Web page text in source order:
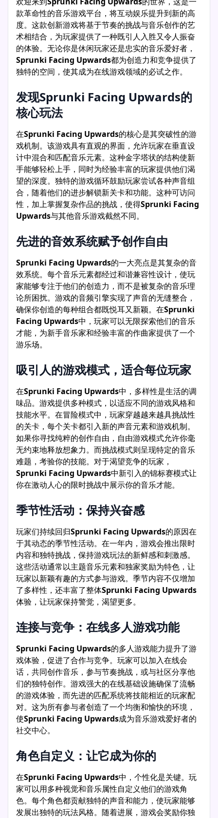
款革命性的音乐游戏平台，将互动娱乐提升到新的高
度。这款创新游戏将基于节奏的挑战与音乐创作的艺
术相结合，为玩家提供了一种既引人入胜又令人振奋
的体验。无论你是休闲玩家还是忠实的音乐爱好者，
Sprunki Facing Upwards都为创造力和竞争提供了
独特的空间，使其成为在线游戏领域的必试之作。
发现Sprunki Facing Upwards的
核心玩法
在Sprunki Facing Upwards的核心是其突破性的游
戏机制。该游戏具有直观的界面，允许玩家在垂直设
计中混合和匹配音乐元素。这种金字塔状的结构使新
手能够轻松上手，同时为经验丰富的玩家提供他们渴
望的深度。独特的游戏循环鼓励玩家尝试各种声音组
合，随着他们的进步解锁新关卡和功能。这种可访问
性，加上掌握复杂作品的挑战，使得Sprunki Facing
Upwards与其他音乐游戏截然不同。
先进的音效系统赋予创作自由
Sprunki Facing Upwards的一大亮点是其复杂的音
效系统。每个音乐元素都经过和谐兼容性设计，使玩
家能够专注于他们的创造力，而不是被复杂的音乐理
论所困扰。游戏的音频引擎实现了声音的无缝整合，
确保你创造的每种组合都既悦耳又新颖。在Sprunki
Facing Upwards中，玩家可以无限探索他们的音乐
才能，为新手音乐家和经验丰富的作曲家提供了一个
游乐场。
吸引人的游戏模式，适合每位玩家
在Sprunki Facing Upwards中，多样性是生活的调
味品。游戏提供多种模式，以适应不同的游戏风格和
技能水平。在冒险模式中，玩家穿越越来越具挑战性
的关卡，每个关卡都引入新的声音元素和游戏机制。
如果你寻找纯粹的创作自由，自由游戏模式允许你毫
无约束地释放想象力。而挑战模式则呈现特定的音乐
难题，考验你的技能。对于渴望竞争的玩家，
Sprunki Facing Upwards中新引入的锦标赛模式让
你在激动人心的限时挑战中展示你的音乐才能。
季节性活动：保持兴奋感
玩家们持续回归Sprunki Facing Upwards的原因在
于其动态的季节性活动。在一年内，游戏会推出限时
内容和独特挑战，保持游戏玩法的新鲜感和刺激感。
这些活动通常以主题音乐元素和独家奖励为特色，让
玩家以新颖有趣的方式参与游戏。季节内容不仅增加
了多样性，还丰富了整体Sprunki Facing Upwards
体验，让玩家保持警觉，渴望更多。
连接与竞争：在线多人游戏功能
Sprunki Facing Upwards的多人游戏能力提升了游
戏体验，促进了合作与竞争。玩家可以加入在线会
话，共同创作音乐，参与节奏挑战，或与社区分享他
们的独特创作。游戏强大的在线基础设施确保了流畅
的游戏体验，而先进的匹配系统将技能相近的玩家配
对。这为所有参与者创造了一个均衡和愉快的环境，
使Sprunki Facing Upwards成为音乐游戏爱好者的
社交中心。
角色自定义：让它成为你的
在Sprunki Facing Upwards中，个性化是关键。玩
家可以用多种视觉和音乐属性自定义他们的游戏角
色。每个角色都贡献独特的声音和能力，使玩家能够
发展出独特的玩法风格。随着进展，游戏会奖励你独